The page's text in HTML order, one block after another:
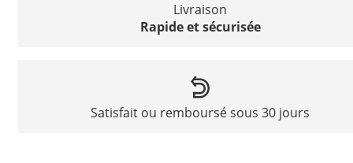
Livraison
Rapide et sécurisée
Satisfait ou remboursé sous 30 jours